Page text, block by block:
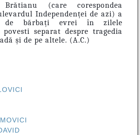
(care corespondea
Independenței de azi) a
de bărbați evrei în zilele
separat despre tragedia
și de pe altele. (A.C.)